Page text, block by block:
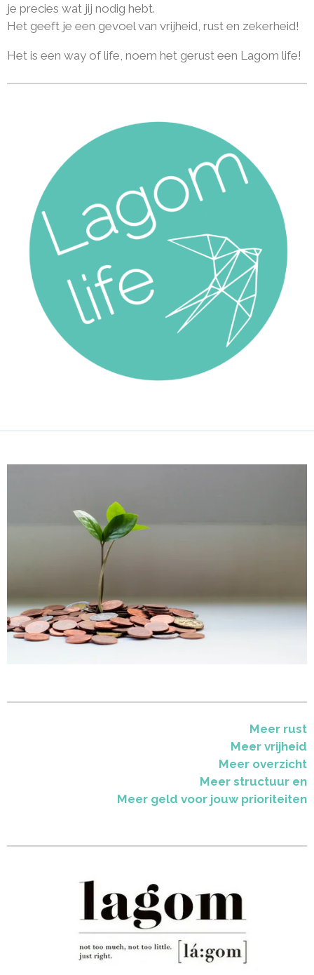
je precies wat jij nodig hebt.
Het geeft je een gevoel van vrijheid, rust en zekerheid!
Het is een way of life, noem het gerust een Lagom life!
Meer rust
Meer vrijheid
Meer overzicht
Meer structuur en
Meer geld voor jouw prioriteiten